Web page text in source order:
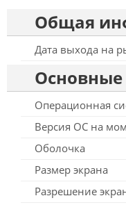
Общая
Дата выхода на
Основные
Операционная
Версия ОС на
Оболочка
Размер экрана
Разрешение